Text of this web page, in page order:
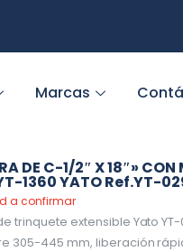
Marcas
DE C-1/2″ X 18″» CON
1360 YATO Ref.YT-
a confirmar
trinquete extensible Yato
305-445 mm, liberación